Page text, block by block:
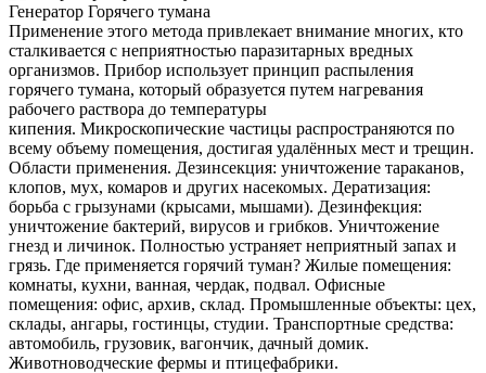
Генератор Горячего тумана
Применение этого метода привлекает внимание многих, кто
сталкивается с неприятностью паразитарных вредных
организмов. Прибор использует принцип распыления
горячего тумана, который образуется путем нагревания
рабочего раствора до температуры
кипения. Микроскопические частицы распространяются по
всему объему помещения, достигая удалённых мест и трещин.
Области применения. Дезинсекция: уничтожение тараканов,
клопов, мух, комаров и других насекомых. Дератизация:
борьба с грызунами (крысами, мышами). Дезинфекция:
уничтожение бактерий, вирусов и грибков. Уничтожение
гнезд и личинок. Полностью устраняет неприятный запах и
грязь. Где применяется горячий туман? Жилые помещения:
комнаты, кухни, ванная, чердак, подвал. Офисные
помещения: офис, архив, склад. Промышленные объекты: цех,
склады, ангары, гостинцы, студии. Транспортные средства:
автомобиль, грузовик, вагончик, дачный домик.
Животноводческие фермы и птицефабрики.